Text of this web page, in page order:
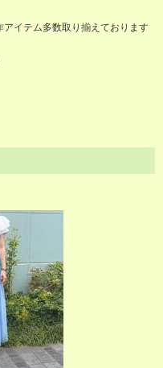
イテム多数取り揃えております